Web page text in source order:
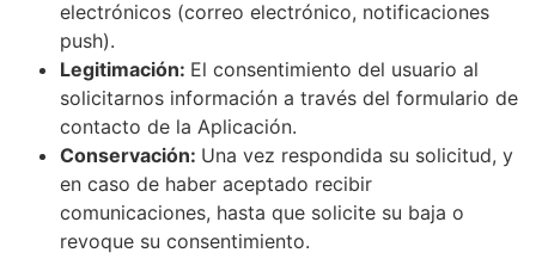
electrónicos (correo electrónico, notificaciones
push).
Legitimación: El consentimiento del usuario al
solicitarnos información a través del formulario de
contacto de la Aplicación.
Conservación: Una vez respondida su solicitud, y
en caso de haber aceptado recibir
comunicaciones, hasta que solicite su baja o
revoque su consentimiento.